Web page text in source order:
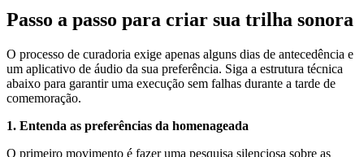
Passo a passo para criar sua trilha sonora
O processo de curadoria exige apenas alguns dias de antecedência e
um aplicativo de áudio da sua preferência. Siga a estrutura técnica
abaixo para garantir uma execução sem falhas durante a tarde de
comemoração.
1. Entenda as preferências da homenageada
O primeiro movimento é fazer uma pesquisa silenciosa sobre as